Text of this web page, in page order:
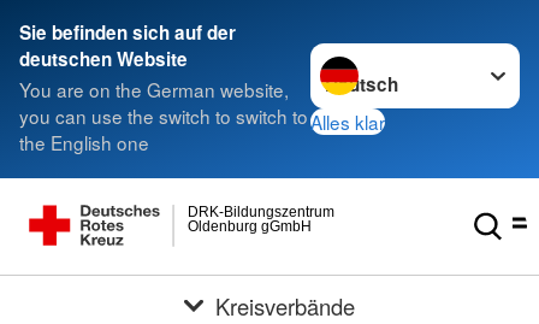
Sie befinden sich auf der
deutschen Website
You are on the German website,
you can use the switch to switch to
the English one
Sprache wechseln zu
Alles klar
Oldenburg gGmbH
DRK-Bildungszentrum
Kreisverbände